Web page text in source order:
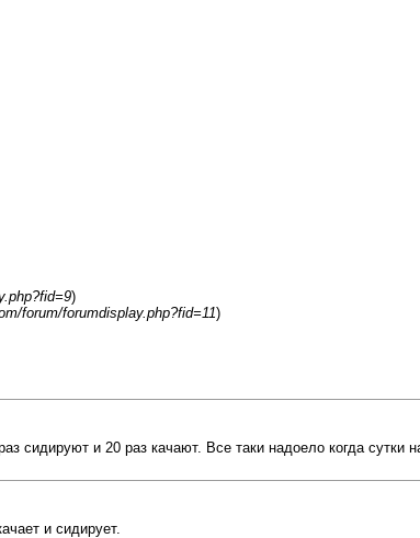
)
forum/forumdisplay.php?fid=11)
сидируют и 20 раз качают. Все таки надоело когда сутки
и сидирует.